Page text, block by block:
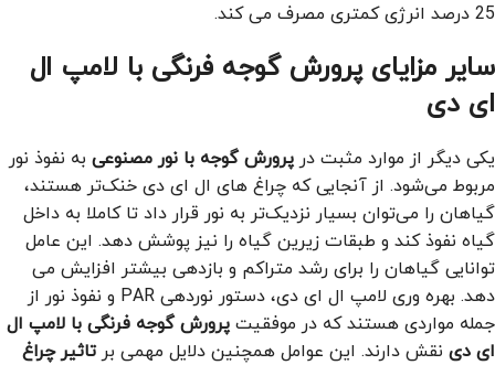
25 درصد انرژی کمتری مصرف می کند.
سایر مزایای پرورش گوجه فرنگی با لامپ ال
ای دی
یکی دیگر از موارد مثبت در پرورش گوجه با نور مصنوعی به نفوذ نور
مربوط می‌شود. از آنجایی که چراغ ‌های ال ای دی خنک‌تر هستند،
گیاهان را می‌توان بسیار نزدیک‌تر به نور قرار داد تا کاملا به داخل
گیاه نفوذ کند و طبقات زیرین گیاه را نیز پوشش دهد. این عامل
توانایی گیاهان را برای رشد متراکم و بازدهی بیشتر افزایش می
دهد. بهره وری لامپ ال ای دی، دستور نوردهی PAR و نفوذ نور از
جمله مواردی هستند که در موفقیت پرورش گوجه فرنگی با لامپ ال
ای دی نقش دارند. این عوامل همچنین دلایل مهمی بر تاثیر چراغ